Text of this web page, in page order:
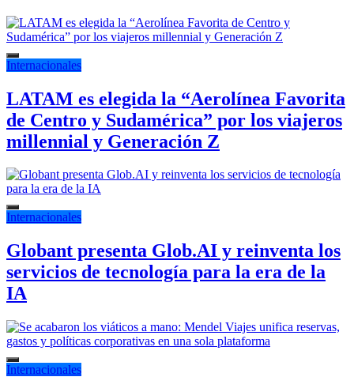
Internacionales
LATAM es elegida la “Aerolínea Favorita
de Centro y Sudamérica” por los viajeros
millennial y Generación Z
Internacionales
Globant presenta Glob.AI y reinventa los
servicios de tecnología para la era de la
IA
Internacionales